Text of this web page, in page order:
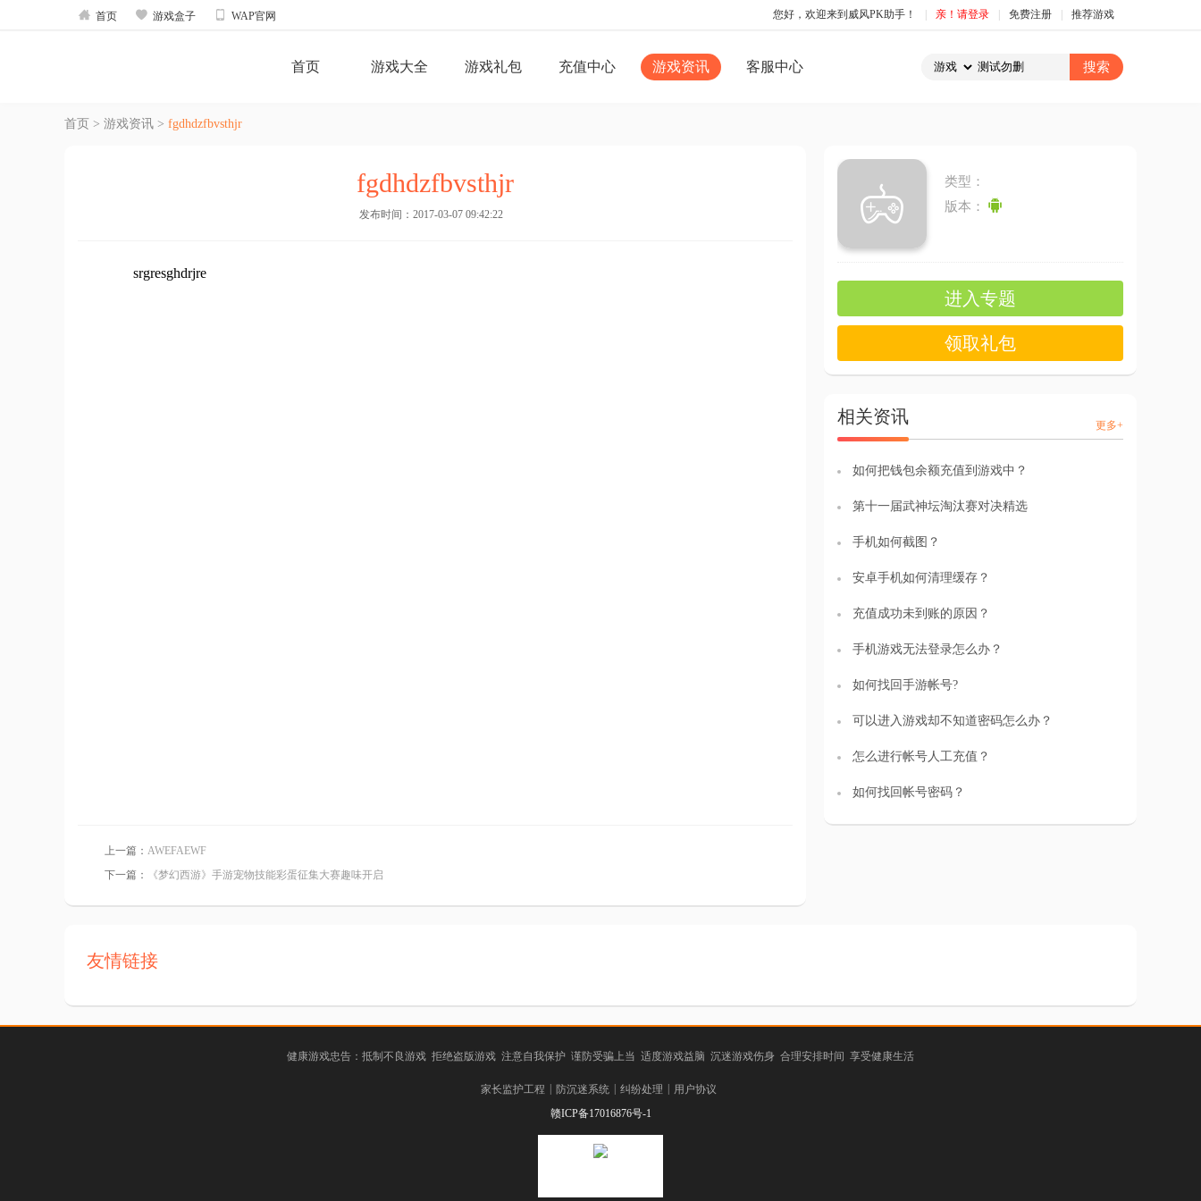
 首页  游戏盒子  WAP官网 您好，欢迎来到威风PK助手！ 亲！请登录 免费注册 推荐游戏
首页 游戏大全 游戏礼包 充值中心 游戏资讯 客服中心
首页 > 游戏资讯 > fgdhdzfbvsthjr
fgdhdzfbvsthjr
发布时间：2017-03-07 09:42:22
srgresghdrjre
上一篇： AWEFAEWF
下一篇：
《梦幻西游》手游宠物技能彩蛋征集大赛趣味开启
类型：
版本：
进入专题
领取礼包
相关资讯 更多+
如何把钱包余额充值到游戏中？
第十一届武神坛淘汰赛对决精选
手机如何截图？
安卓手机如何清理缓存？
充值成功未到账的原因？
手机游戏无法登录怎么办？
如何找回手游帐号?
可以进入游戏却不知道密码怎么办？
怎么进行帐号人工充值？
如何找回帐号密码？
友情链接
健康游戏忠告：抵制不良游戏 拒绝盗版游戏 注意自我保护 谨防受骗上当 适度游戏益脑 沉迷游戏伤身 合理安排时间 享受健康生活
家长监护工程 防沉迷系统 纠纷处理
用户协议
赣ICP备17016876号-1